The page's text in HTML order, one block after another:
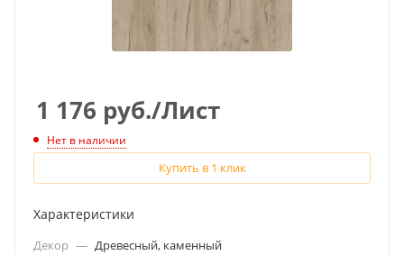
1 176 руб./Лист
Нет в наличии
Купить в 1 клик
Характеристики
Декор — Древесный, каменный